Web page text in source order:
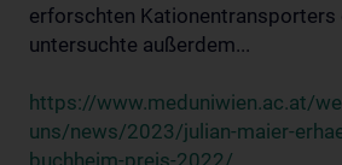
erforschten Kationentransporters
untersuchte außerdem...
https://www.meduniwien.ac.at/
uns/news/2023/julian-maier-
buchheim-preis-2022/